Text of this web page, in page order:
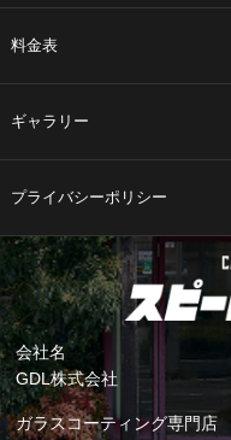
料金表
ギャラリー
プライバシーポリシー
会社名
GDL株式会社
ガラスコーティング専門店